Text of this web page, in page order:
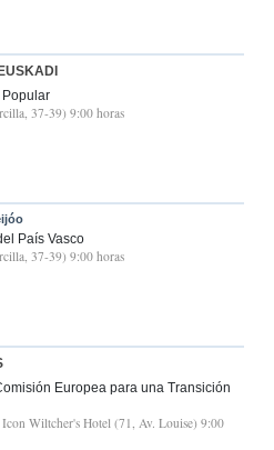
37-39) 9:00 horas
País Vasco
37-39) 9:00 horas
Europea para una Transición
Icon Wiltcher's Hotel (71, Av. Louise) 9:00